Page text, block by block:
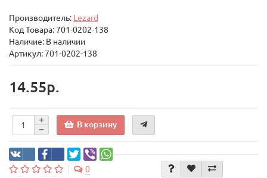
Производитель: Lezard
Код Товара:701-0202-138
Наличие: В наличии
Артикул: 701-0202-138
14.55р.
В корзину
0